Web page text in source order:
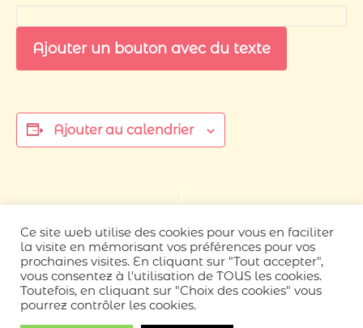
Ajouter un bouton avec du texte
Ajouter au calendrier
Évènement
Voyage au bols
sonores
Qi Gong hebdo (tous
niveaux)»
Neve| Propulsé par
Ce site web utilise des cookies pour vous en faciliter
la visite en mémorisant vos préférences pour vos
prochaines visites. En cliquant sur "Tout accepter",
vous consentez à l'utilisation de TOUS les cookies.
Toutefois, en cliquant sur "Choix des cookies" vous
pourrez contrôler les cookies.